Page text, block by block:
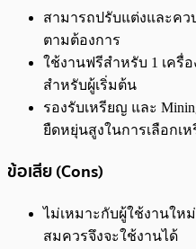
สามารถปรับแต่งและคว
ตามต้องการ
ใช้งานฟรีสำหรับ 1 เครื่
สำหรับผู้เริ่มต้น
รองรับเหรียญ และ
ยืดหยุ่นสูงในการเลือกเ
ข้อเสีย (Cons)
ไม่เหมาะกับผู้ใช้งานให
สมควรจึงจะใช้งานได้